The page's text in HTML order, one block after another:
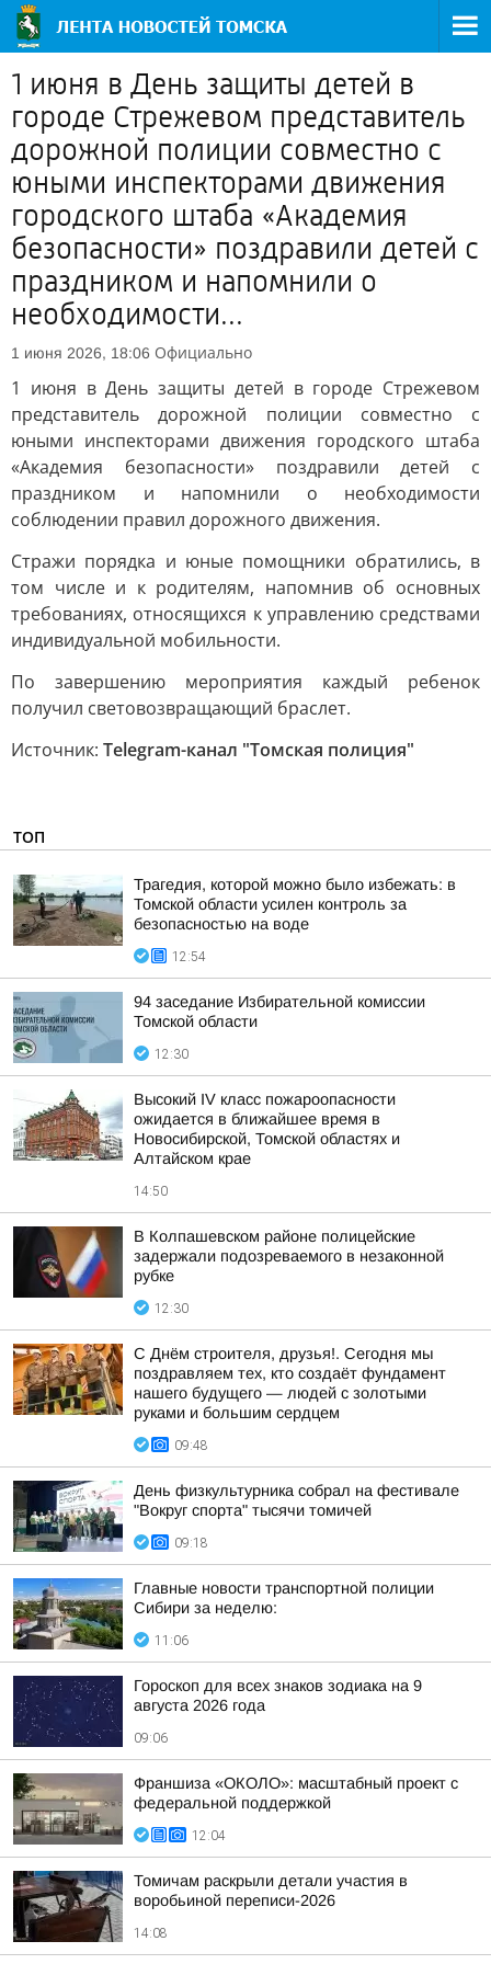
1 июня в День защиты детей в
городе Стрежевом представитель
дорожной полиции совместно с
юными инспекторами движения
городского штаба «Академия
безопасности» поздравили детей с
праздником и напомнили о
необходимости...
1 июня 2026, 18:06 Официально
1 июня в День защиты детей в городе Стрежевом
представитель дорожной полиции совместно с
юными инспекторами движения городского штаба
«Академия безопасности» поздравили детей с
праздником и напомнили о необходимости
соблюдении правил дорожного движения.
Стражи порядка и юные помощники обратились, в
том числе и к родителям, напомнив об основных
требованиях, относящихся к управлению средствами
индивидуальной мобильности.
По завершению мероприятия каждый ребенок
получил световозвращающий браслет.
Источник: Telegram-канал "Томская полиция"
ТОП
Трагедия, которой можно было избежать: в
Томской области усилен контроль за
безопасностью на воде
12:54
94 заседание Избирательной комиссии
Томской области
12:30
Высокий IV класс пожароопасности
ожидается в ближайшее время в
Новосибирской, Томской областях и
Алтайском крае
14:50
В Колпашевском районе полицейские
задержали подозреваемого в незаконной
рубке
12:30
С Днём строителя, друзья!. Сегодня мы
поздравляем тех, кто создаёт фундамент
нашего будущего — людей с золотыми
руками и большим сердцем
09:48
День физкультурника собрал на фестивале
"Вокруг спорта" тысячи томичей
09:18
Главные новости транспортной полиции
Сибири за неделю:
11:06
Гороскоп для всех знаков зодиака на 9
августа 2026 года
09:06
Франшиза «ОКОЛО»: масштабный проект с
федеральной поддержкой
12:04
Томичам раскрыли детали участия в
воробьиной переписи-2026
14:08